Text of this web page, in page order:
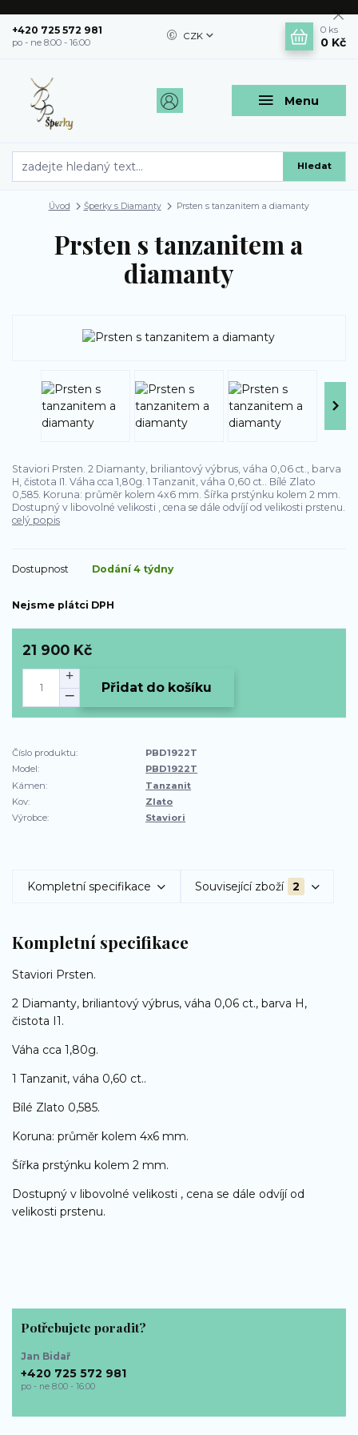
Menu
CZK
Hledat
+420 725 572 981
po - ne 8:00 - 16:00
0 ks
0 Kč
Úvod Šperky s Diamanty Prsten s tanzanitem a diamanty
Prsten s tanzanitem a
diamanty
Staviori Prsten. 2 Diamanty, briliantový výbrus, váha 0,06 ct., barva
H, čistota I1. Váha cca 1,80g. 1 Tanzanit, váha 0,60 ct.. Bílé Zlato
0,585. Koruna: průměr kolem 4x6 mm. Šířka prstýnku kolem 2 mm.
Dostupný v libovolné velikosti , cena se dále odvíjí od velikosti prstenu.
celý popis
Dostupnost Dodání 4 týdny
Nejsme plátci DPH
21 900 Kč
Přidat do košíku
Číslo produktu:
PBD1922T
Model:
PBD1922T
Kámen:
Tanzanit
Kov:
Zlato
Výrobce:
Staviori
Kompletní specifikace Související zboží 2
Kompletní specifikace
Staviori Prsten.
2 Diamanty, briliantový výbrus, váha 0,06 ct., barva H,
čistota I1.
Váha cca 1,80g.
1 Tanzanit, váha 0,60 ct..
Bílé Zlato 0,585.
Koruna: průměr kolem 4x6 mm.
Šířka prstýnku kolem 2 mm.
Dostupný v libovolné velikosti , cena se dále odvíjí od
velikosti prstenu.
Potřebujete poradit?
Jan Bidař
+420 725 572 981
po - ne 8:00 - 16:00